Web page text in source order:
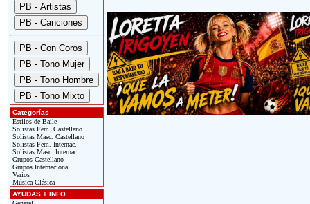
Categorías
Estilos de Baile
Solistas Fem. Castellano
Solistas Masc. Castellano
Solistas Fem. Internac.
Solistas Masc. Internac.
Grupos Castellano
Grupos Internacional
Varios
Música Clásica
AYUDAS + INFO